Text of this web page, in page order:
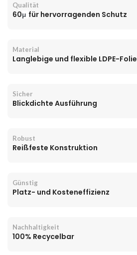
Qualität
60μ für hervorragenden Schutz
Material
Langlebige und flexible LDPE-Folie
Sicher
Blickdichte Ausführung
Robust
Reißfeste Konstruktion
Günstig
Platz- und Kosteneffizienz
Nachhaltigkeit
100% Recycelbar